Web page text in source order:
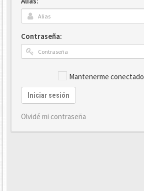
Contraseña:
Mantenerme conectado
Iniciar sesión
Olvidé mi contraseña